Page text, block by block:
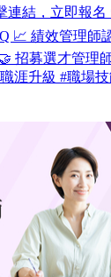
連結，立即報名
📈 績效管理師
招募選才管理
職涯升級 #職場